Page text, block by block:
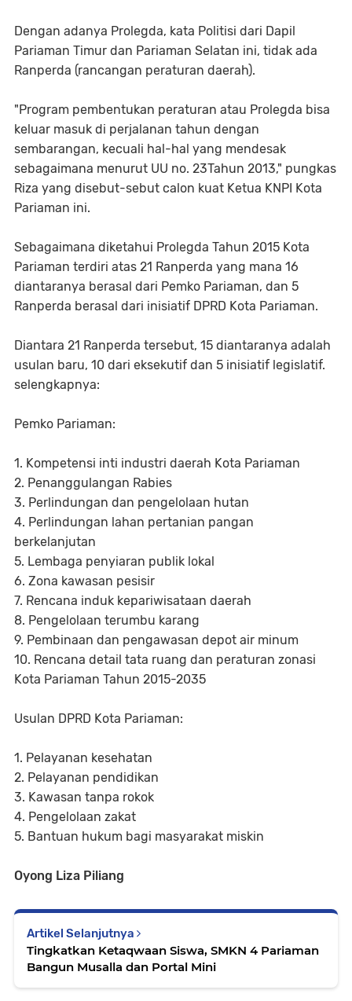
Dengan adanya Prolegda, kata Politisi dari Dapil
Pariaman Timur dan Pariaman Selatan ini, tidak ada
Ranperda (rancangan peraturan daerah).
"Program pembentukan peraturan atau Prolegda bisa
keluar masuk di perjalanan tahun dengan
sembarangan, kecuali hal-hal yang mendesak
sebagaimana menurut UU no. 23Tahun 2013," pungkas
Riza yang disebut-sebut calon kuat Ketua KNPI Kota
Pariaman ini.
Sebagaimana diketahui Prolegda Tahun 2015 Kota
Pariaman terdiri atas 21 Ranperda yang mana 16
diantaranya berasal dari Pemko Pariaman, dan 5
Ranperda berasal dari inisiatif DPRD Kota Pariaman.
Diantara 21 Ranperda tersebut, 15 diantaranya adalah
usulan baru, 10 dari eksekutif dan 5 inisiatif legislatif.
selengkapnya:
Pemko Pariaman:
1. Kompetensi inti industri daerah Kota Pariaman
2. Penanggulangan Rabies
3. Perlindungan dan pengelolaan hutan
4. Perlindungan lahan pertanian pangan
berkelanjutan
5. Lembaga penyiaran publik lokal
6. Zona kawasan pesisir
7. Rencana induk kepariwisataan daerah
8. Pengelolaan terumbu karang
9. Pembinaan dan pengawasan depot air minum
10. Rencana detail tata ruang dan peraturan zonasi
Kota Pariaman Tahun 2015-2035
Usulan DPRD Kota Pariaman:
1. Pelayanan kesehatan
2. Pelayanan pendidikan
3. Kawasan tanpa rokok
4. Pengelolaan zakat
5. Bantuan hukum bagi masyarakat miskin
Oyong Liza Piliang
Artikel Selanjutnya
Tingkatkan Ketaqwaan Siswa, SMKN 4 Pariaman
Bangun Musalla dan Portal Mini